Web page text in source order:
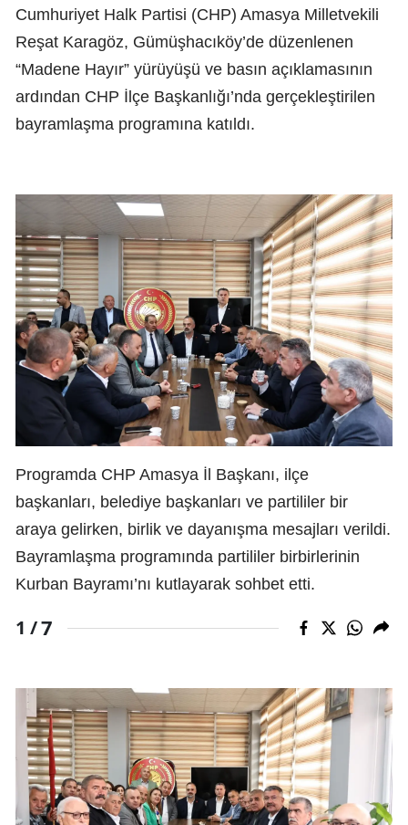
Cumhuriyet Halk Partisi (CHP) Amasya Milletvekili
Reşat Karagöz, Gümüşhacıköy’de düzenlenen
“Madene Hayır” yürüyüşü ve basın açıklamasının
ardından CHP İlçe Başkanlığı’nda gerçekleştirilen
bayramlaşma programına katıldı.
Programda CHP Amasya İl Başkanı, ilçe
başkanları, belediye başkanları ve partililer bir
araya gelirken, birlik ve dayanışma mesajları verildi.
Bayramlaşma programında partililer birbirlerinin
Kurban Bayramı’nı kutlayarak sohbet etti.
1 /7